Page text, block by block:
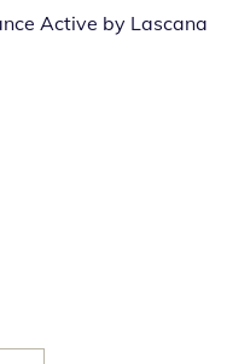
Active by Lascana